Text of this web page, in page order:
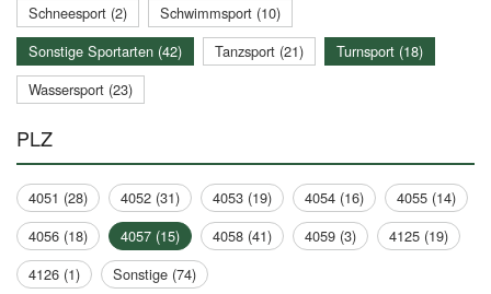
Schneesport (2)
Schwimmsport (10)
Sonstige Sportarten (42)
Tanzsport (21)
Turnsport (18)
Wassersport (23)
PLZ
4051 (28) 4052 (31) 4053 (19) 4054 (16)
4055 (14)
4056 (18)
4057 (15) 4058 (41) 4059 (3)
4125 (19)
4126 (1)
Sonstige (74)